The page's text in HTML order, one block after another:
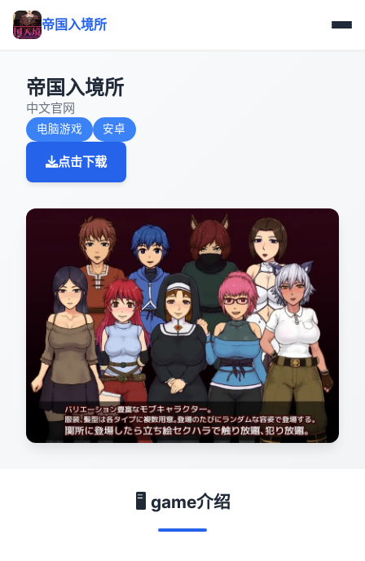
帝国入境所
帝国入境所
中文官网
电脑游戏 安卓
点击下载
🖥️ game介绍